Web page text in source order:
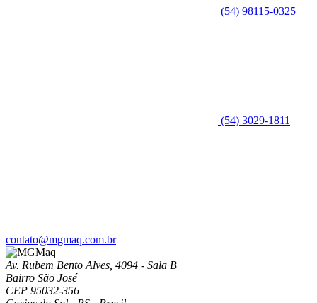
(54) 98115-0325
(54) 3029-1811
contato@mgmaq.com.br
Av. Rubem Bento Alves, 4094 - Sala B
Bairro São José
CEP 95032-356